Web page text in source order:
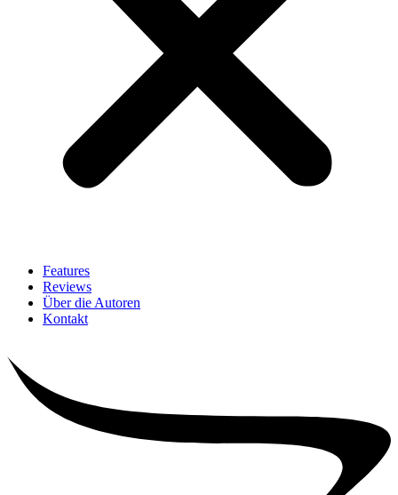
Features
Reviews
Über die Autoren
Kontakt